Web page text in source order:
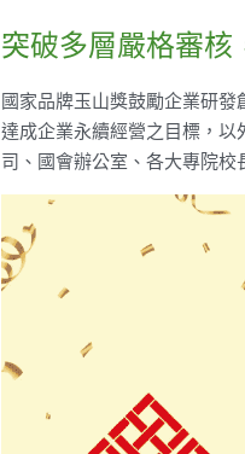
突破多層嚴格審核
國家品牌玉山獎鼓勵企業研
達成企業永續經營之目標，
司、國會辦公室、各大專院